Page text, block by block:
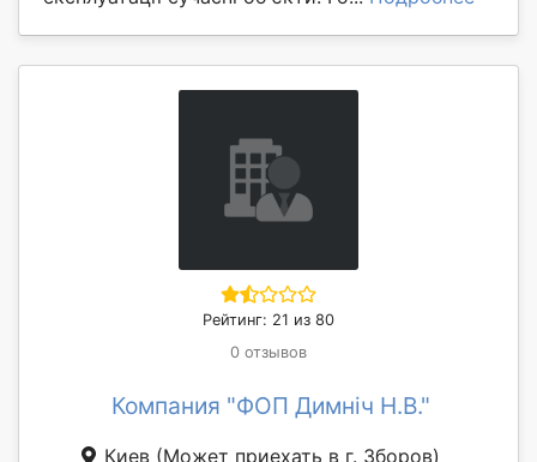
Рейтинг: 21 из 80
0 отзывов
Компания "ФОП Димніч Н.В."
Киев (Может приехать в г. Зборов)